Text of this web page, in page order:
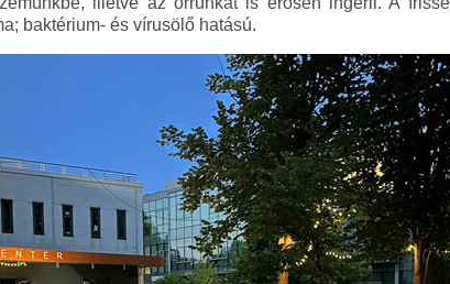
baktérium- és vírusölő hatású.